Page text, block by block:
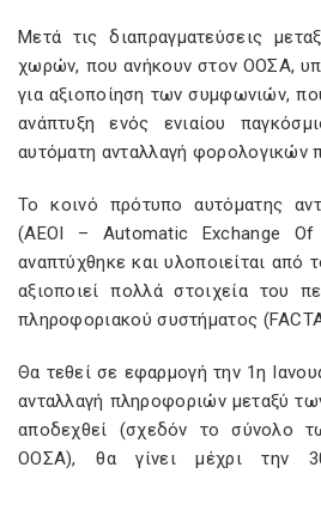
Μετά τις διαπραγματεύσεις
χωρών, που ανήκουν στον ΟΟΣΑ,
για αξιοποίηση των συμφωνιών,
ανάπτυξη ενός ενιαίου
αυτόματη ανταλλαγή φορολογικών
Το κοινό πρότυπο αυτόματης
(AEOI – Automatic Exchange
αναπτύχθηκε και υλοποιείται από
αξιοποιεί πολλά στοιχεία του
πληροφοριακού συστήματος
Θα τεθεί σε εφαρμογή την 1η
ανταλλαγή πληροφοριών μεταξύ
αποδεχθεί (σχεδόν το σύνολο
ΟΟΣΑ), θα γίνει μέχρι την